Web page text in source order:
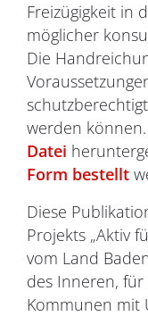
Freizügigkeit in
möglicher
Die
werden
Datei
Form bestellt
Diese
Projekts „Aktiv
vom Land
des Inneren,
Kommunen mit